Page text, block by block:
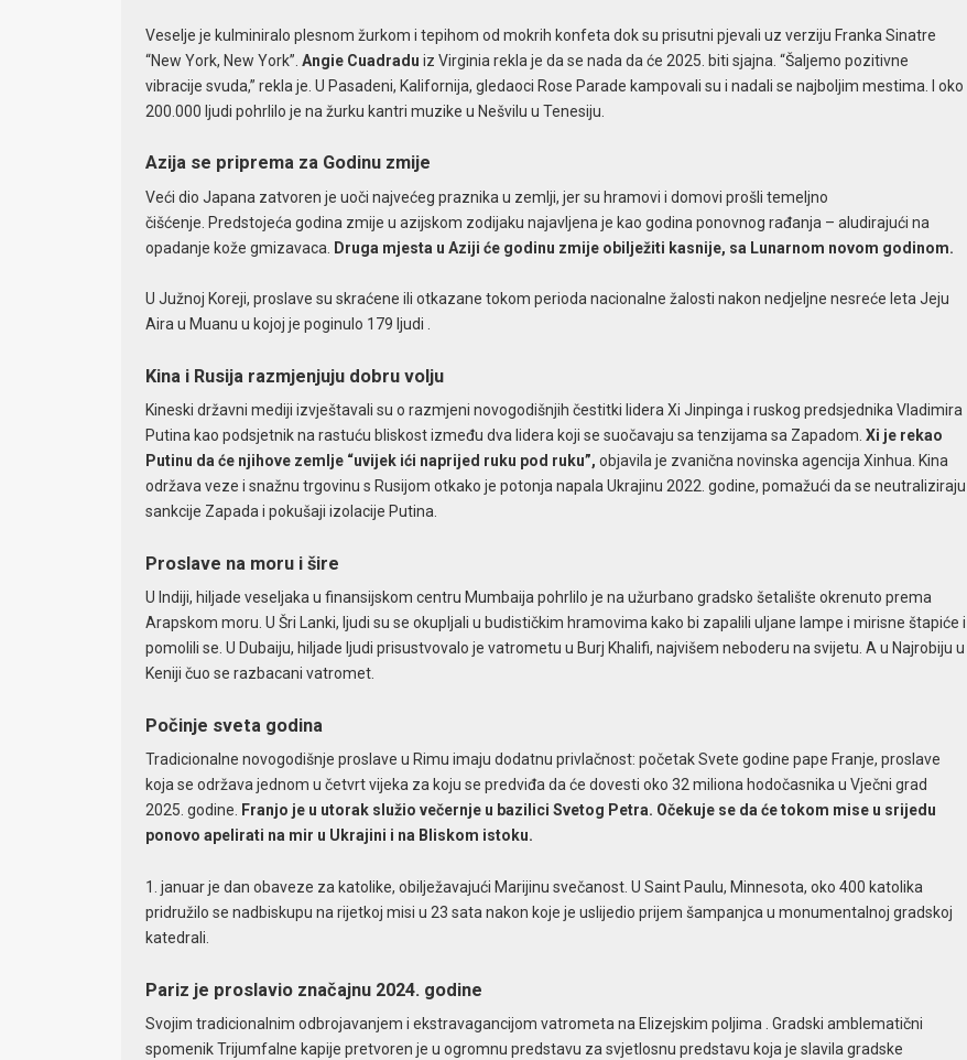
Veselje je kulminiralo plesnom žurkom i tepihom od mokrih konfeta dok su prisutni pjevali uz verziju Franka Sinatre
“New York, New York”. Angie Cuadradu iz Virginia rekla je da se nada da će 2025. biti sjajna. “Šaljemo pozitivne
vibracije svuda,” rekla je. U Pasadeni, Kalifornija, gledaoci Rose Parade kampovali su i nadali se najboljim mestima. I oko
200.000 ljudi pohrlilo je na žurku kantri muzike u Nešvilu u Tenesiju.
Azija se priprema za Godinu zmije
Veći dio Japana zatvoren je uoči najvećeg praznika u zemlji, jer su hramovi i domovi prošli temeljno
čišćenje. Predstojeća godina zmije u azijskom zodijaku najavljena je kao godina ponovnog rađanja – aludirajući na
opadanje kože gmizavaca. Druga mjesta u Aziji će godinu zmije obilježiti kasnije, sa Lunarnom novom godinom.
U Južnoj Koreji, proslave su skraćene ili otkazane tokom perioda nacionalne žalosti nakon nedjeljne nesreće leta Jeju
Aira u Muanu u kojoj je poginulo 179 ljudi .
Kina i Rusija razmjenjuju dobru volju
Kineski državni mediji izvještavali su o razmjeni novogodišnjih čestitki lidera Xi Jinpinga i ruskog predsjednika Vladimira
Putina kao podsjetnik na rastuću bliskost između dva lidera koji se suočavaju sa tenzijama sa Zapadom. Xi je rekao
Putinu da će njihove zemlje “uvijek ići naprijed ruku pod ruku”, objavila je zvanična novinska agencija Xinhua. Kina
održava veze i snažnu trgovinu s Rusijom otkako je potonja napala Ukrajinu 2022. godine, pomažući da se neutraliziraju
sankcije Zapada i pokušaji izolacije Putina.
Proslave na moru i šire
U Indiji, hiljade veseljaka u finansijskom centru Mumbaija pohrlilo je na užurbano gradsko šetalište okrenuto prema
Arapskom moru. U Šri Lanki, ljudi su se okupljali u budističkim hramovima kako bi zapalili uljane lampe i mirisne štapiće i
pomolili se. U Dubaiju, hiljade ljudi prisustvovalo je vatrometu u Burj Khalifi, najvišem neboderu na svijetu. A u Najrobiju u
Keniji čuo se razbacani vatromet.
Počinje sveta godina
Tradicionalne novogodišnje proslave u Rimu imaju dodatnu privlačnost: početak Svete godine pape Franje, proslave
koja se održava jednom u četvrt vijeka za koju se predviđa da će dovesti oko 32 miliona hodočasnika u Vječni grad
2025. godine. Franjo je u utorak služio večernje u bazilici Svetog Petra. Očekuje se da će tokom mise u srijedu
ponovo apelirati na mir u Ukrajini i na Bliskom istoku.
1. januar je dan obaveze za katolike, obilježavajući Marijinu svečanost. U Saint Paulu, Minnesota, oko 400 katolika
pridružilo se nadbiskupu na rijetkoj misi u 23 sata nakon koje je uslijedio prijem šampanjca u monumentalnoj gradskoj
katedrali.
Pariz je proslavio značajnu 2024. godine
Svojim tradicionalnim odbrojavanjem i ekstravagancijom vatrometa na Elizejskim poljima . Gradski amblematični
spomenik Trijumfalne kapije pretvoren je u ogromnu predstavu za svjetlosnu predstavu koja je slavila gradske